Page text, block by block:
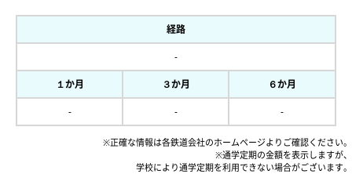
経路
-
１か月 ３か月 ６か月
- - -
※正確な情報は各鉄道会社のホームページよりご確認ください。
※通学定期の金額を表示しますが、
学校により通学定期を利用できない場合がございます。